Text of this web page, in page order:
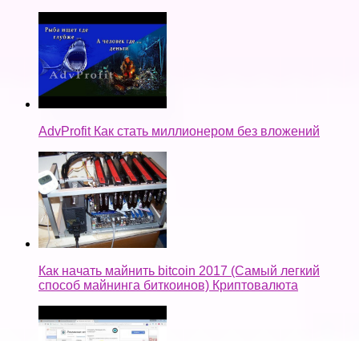
AdvProfit Как стать миллионером без вложений
Как начать майнить bitcoin 2017 (Самый легкий
способ майнинга биткоинов) Криптовалюта